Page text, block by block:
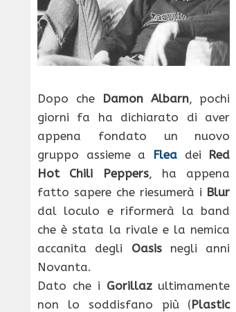
Dopo che Damon Albarn, pochi
giorni fa ha dichiarato di aver
appena fondato un nuovo
gruppo assieme a Flea dei Red
Hot Chili Peppers, ha appena
fatto sapere che riesumerà i Blur
dal loculo e riformerà la band
che è stata la rivale e la nemica
accanita degli Oasisnegli anni
Novanta.
Dato che i Gorillazultimamente
non lo soddisfano più (Plastic